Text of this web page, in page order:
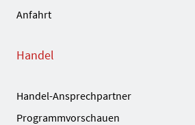
Anfahrt
Handel
Handel-Ansprechpartner
Programmvorschauen